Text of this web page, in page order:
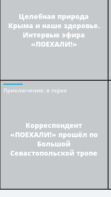
Целебная природа
Крыма и наше здоровье.
Интервью эфира
«ПОЕХАЛИ!»
Приключения: в горах
Корреспондент
«ПОЕХАЛИ!» прошёл по
Большой
Севастопольской тропе